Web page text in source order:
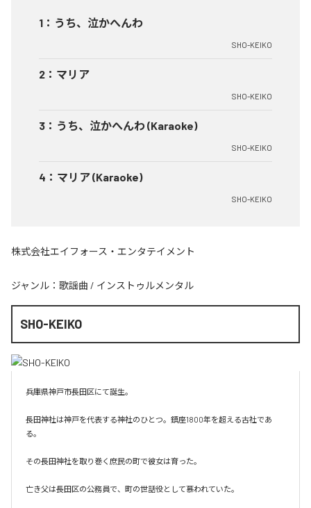
1 ： うち、泣かへんわ
SHO-KEIKO
2 ： マリア
SHO-KEIKO
3 ： うち、泣かへんわ (Karaoke)
SHO-KEIKO
4 ： マリア (Karaoke)
SHO-KEIKO
株式会社エイフォース・エンタテイメント
ジャンル： 歌謡曲 / インストゥルメンタル
SHO-KEIKO
兵庫県神戸市長田区にて誕生。
長田神社は神戸を代表する神社のひとつ。鎮座1800年を超える古社であ
る。
その長田神社を取り巻く庶民の町で彼女は育った。
亡き父は長田区の公務員で、町の世話役として慕われていた。